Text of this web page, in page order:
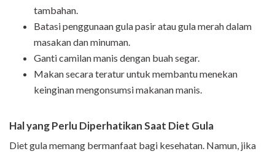
tambahan.
Batasi penggunaan gula pasir atau gula merah dalam
masakan dan minuman.
Ganti camilan manis dengan buah segar.
Makan secara teratur untuk membantu menekan
keinginan mengonsumsi makanan manis.
Hal yang Perlu Diperhatikan Saat Diet Gula
Diet gula memang bermanfaat bagi kesehatan. Namun, jika